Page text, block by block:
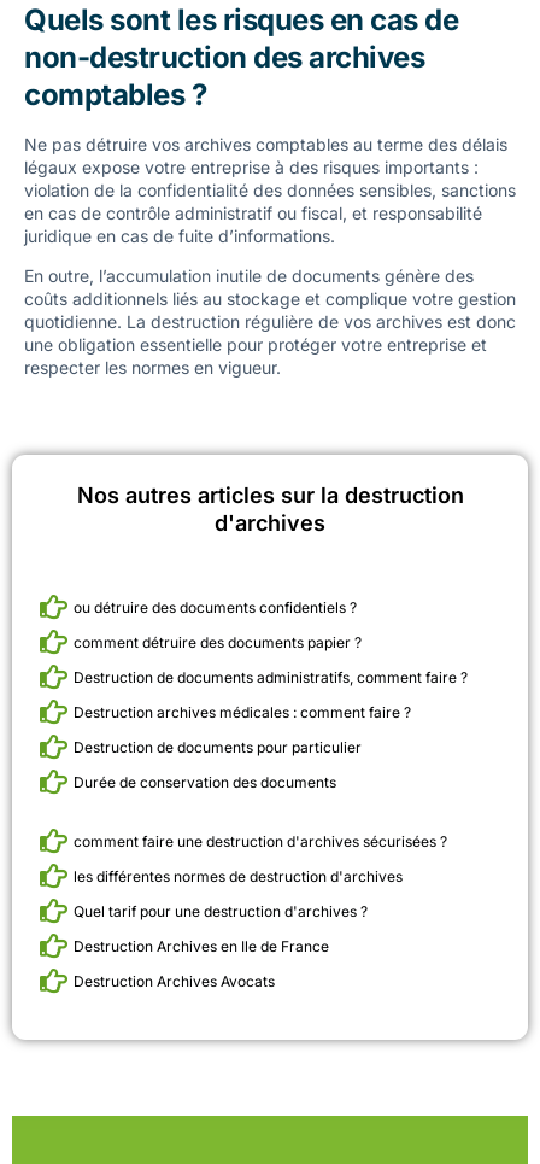
CHATGPT
A
DIT :
Quels sont les risques en cas de
non-destruction des archives
comptables ?
Ne pas détruire vos archives comptables au terme des délais
légaux expose votre entreprise à des risques importants :
violation de la confidentialité des données sensibles, sanctions
en cas de contrôle administratif ou fiscal, et responsabilité
juridique en cas de fuite d’informations.
En outre, l’accumulation inutile de documents génère des
coûts additionnels liés au stockage et complique votre gestion
quotidienne. La destruction régulière de vos archives est donc
une obligation essentielle pour protéger votre entreprise et
respecter les normes en vigueur.
Nos autres articles sur la destruction
d'archives
ou détruire des documents confidentiels ?
comment détruire des documents papier ?
Destruction de documents administratifs, comment faire ?
Destruction archives médicales : comment faire ?
Destruction de documents pour particulier
Durée de conservation des documents
comment faire une destruction d'archives sécurisées ?
les différentes normes de destruction d'archives
Quel tarif pour une destruction d'archives ?
Destruction Archives en Ile de France
Destruction Archives Avocats